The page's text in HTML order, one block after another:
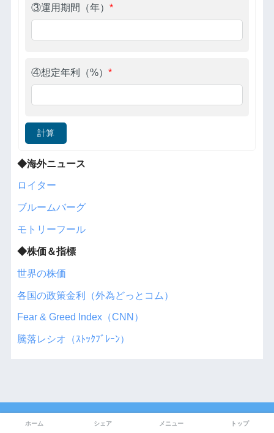
③運用期間（年） *
④想定年利（%） *
計算
◆海外ニュース
ロイター
ブルームバーグ
モトリーフール
◆株価＆指標
世界の株価
各国の政策金利（外為どっとコム）
Fear & Greed Index（CNN）
騰落レシオ（ｽﾄｯｸﾌﾞﾚｰﾝ）
HOME
ホーム シェア メニュー トップ